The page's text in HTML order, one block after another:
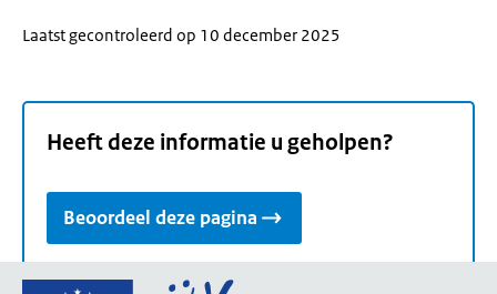
Laatst gecontroleerd op 10 december 2025
Heeft deze informatie u geholpen?
Beoordeel deze pagina